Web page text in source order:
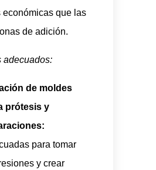
económicas que las
de adición.
adecuados:
de moldes
prótesis y
para tomar
y crear